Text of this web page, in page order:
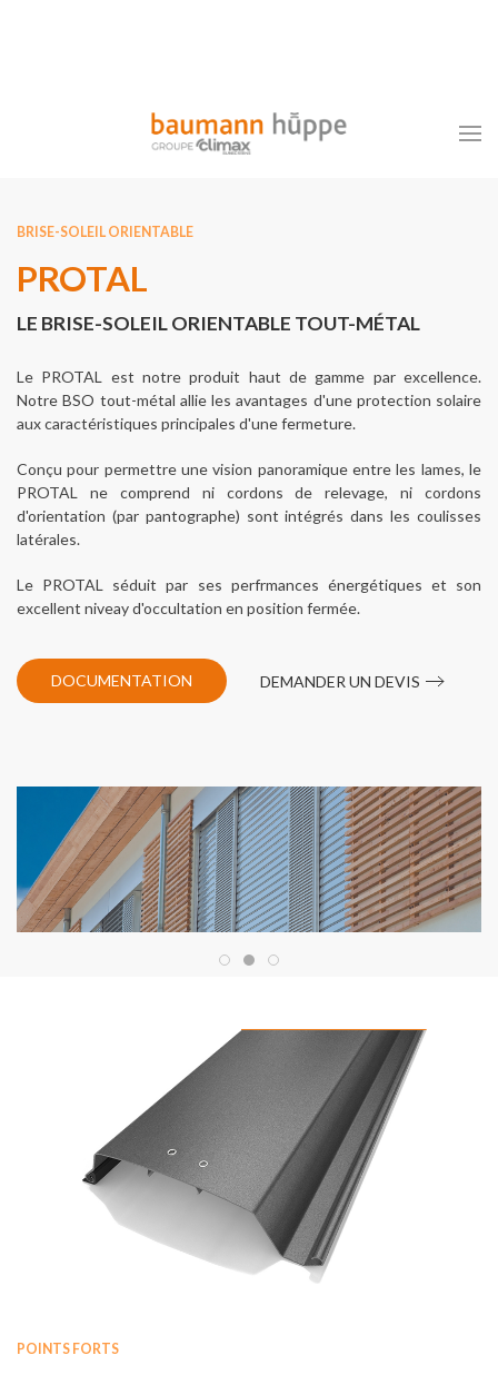
BRISE-SOLEIL ORIENTABLE
PROTAL
LE BRISE-SOLEIL ORIENTABLE TOUT-MÉTAL
Le PROTAL est notre produit haut de gamme par excellence.
Notre BSO tout-métal allie les avantages d'une protection solaire
aux caractéristiques principales d'une fermeture.
Conçu pour permettre une vision panoramique entre les lames, le
PROTAL ne comprend ni cordons de relevage, ni cordons
d'orientation (par pantographe) sont intégrés dans les coulisses
latérales.
Le PROTAL séduit par ses perfrmances énergétiques et son
excellent niveay d'occultation en position fermée.
DOCUMENTATION DEMANDER UN DEVIS
POINTS FORTS